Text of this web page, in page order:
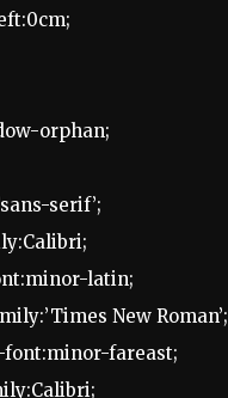
orphan;
serif’;
latin;
New Roman’;
fareast;